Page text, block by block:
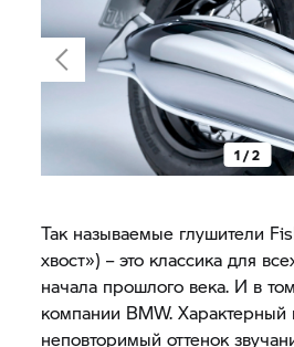
1 / 2
Так называемые глушители
хвост») – это классика для
начала прошлого века. И в
компании BMW.
неповторимый оттенок